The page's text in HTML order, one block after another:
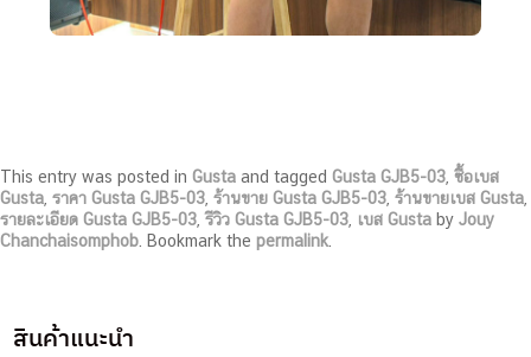
This entry was posted in Gusta and tagged Gusta GJB5-03, ซื้อเบส
Gusta, ราคา Gusta GJB5-03, ร้านขาย Gusta GJB5-03, ร้านขายเบส Gusta,
รายละเอียด Gusta GJB5-03,รีวิว Gusta GJB5-03, เบส Gusta by Jouy
Chanchaisomphob. Bookmark the permalink.
สินค้าแนะนำ